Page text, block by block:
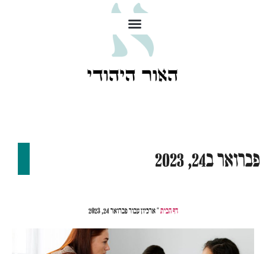
פברואר ב24, 2023
דף הבית»ארכיון עבור פברואר 24, 2023